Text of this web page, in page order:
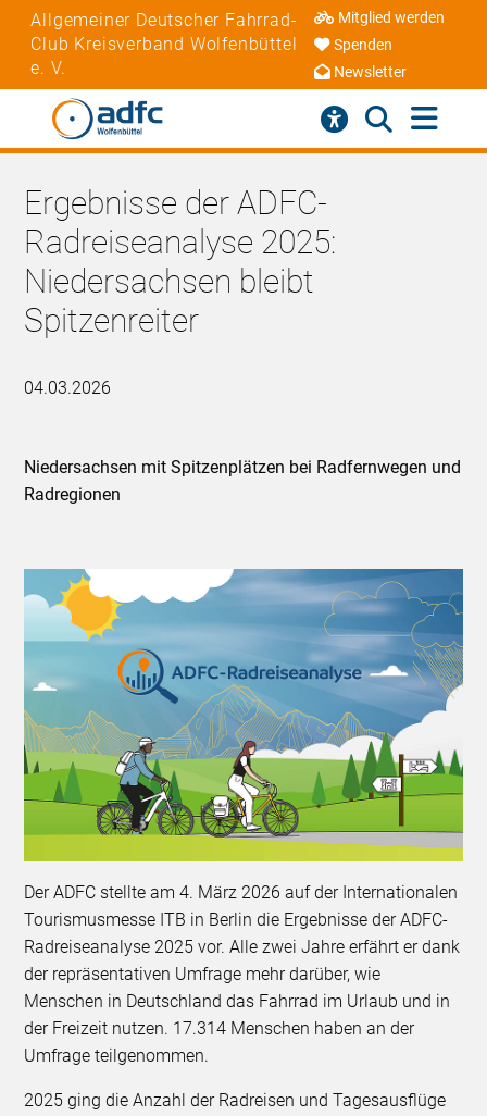
Allgemeiner Deutscher Fahrrad-
Club Kreisverband Wolfenbüttel
e. V.
Mitglied werden
Spenden
Newsletter
Ergebnisse der ADFC-
Radreiseanalyse 2025:
Niedersachsen bleibt
Spitzenreiter
04.03.2026
Niedersachsen mit Spitzenplätzen bei Radfernwegen und
Radregionen
Der ADFC stellte am 4. März 2026 auf der Internationalen
Tourismusmesse ITB in Berlin die Ergebnisse der ADFC-
Radreiseanalyse 2025 vor. Alle zwei Jahre erfährt er dank
der repräsentativen Umfrage mehr darüber, wie
Menschen in Deutschland das Fahrrad im Urlaub und in
der Freizeit nutzen. 17.314 Menschen haben an der
Umfrage teilgenommen.
2025 ging die Anzahl der Radreisen und Tagesausflüge